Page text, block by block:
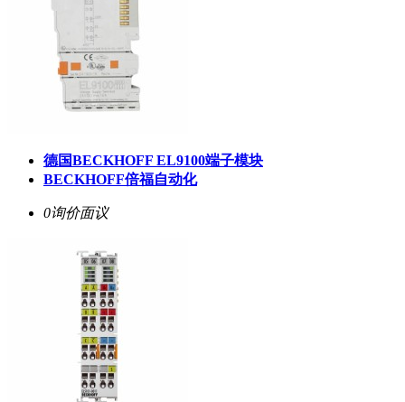
德国BECKHOFF EL9100端子模块
BECKHOFF倍福自动化
0询价面议